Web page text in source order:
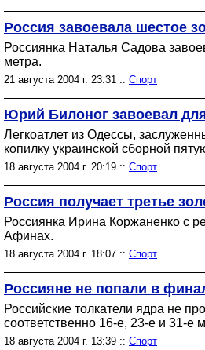
Россия завоевала шестое
Россиянка Наталья Садова
метра.
21 августа 2004 г. 23:31 :: Спорт
Юрий Билоног завоевал
Легкоатлет из Одессы,
копилку украинской сборной
18 августа 2004 г. 20:19 :: Спорт
Россия получает третье
Россиянка Ирина Коржаненко с
Афинах.
18 августа 2004 г. 18:07 :: Спорт
Россияне не попали в
Российские толкатели ядра не
соответственно 16-е, 23-е и 31-
18 августа 2004 г. 13:39 :: Спорт